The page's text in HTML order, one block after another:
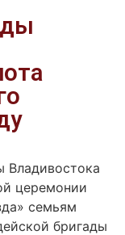
церемонии
семьям
бригады